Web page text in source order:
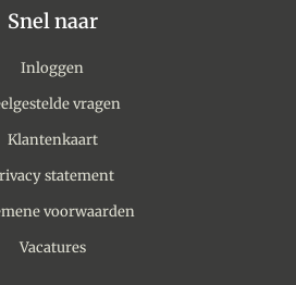
Snel naar
Inloggen
vragen
Klantenkaart
statement
voorwaarden
Vacatures